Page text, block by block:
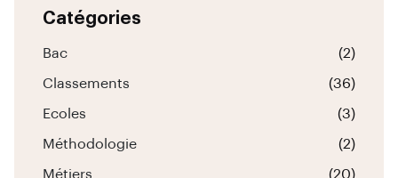
Catégories
Bac (2)
Classements (36)
Ecoles (3)
Méthodologie (2)
Métiers (20)